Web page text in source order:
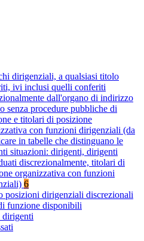
dirigenziali, a qualsiasi titolo
ivi inclusi quelli conferiti
dall'organo di indirizzo
senza procedure pubbliche di
e titolari di posizione
con funzioni dirigenziali (da
in tabelle che distinguano le
situazioni: dirigenti, dirigenti
discrezionalmente, titolari di
organizzativa con funzioni
6
posizioni dirigenziali discrezionali
funzione disponibili
dirigenti